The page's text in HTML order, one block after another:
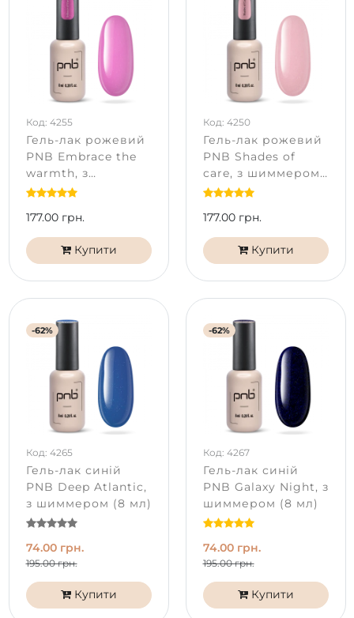
Код: 4255
Гель-лак рожевий
PNB Embrace the
warmth, з
шиммером (8 мл)
177.00 грн.
Купити
Код: 4250
Гель-лак рожевий
PNB Shades of
care, з шиммером
(8 мл)
177.00 грн.
Купити
-62%
Код: 4265
Гель-лак синій
PNB Deep Atlantic,
з шиммером (8 мл)
74.00 грн.
195.00 грн.
Купити
-62%
Код: 4267
Гель-лак синій
PNB Galaxy Night, з
шиммером (8 мл)
74.00 грн.
195.00 грн.
Купити